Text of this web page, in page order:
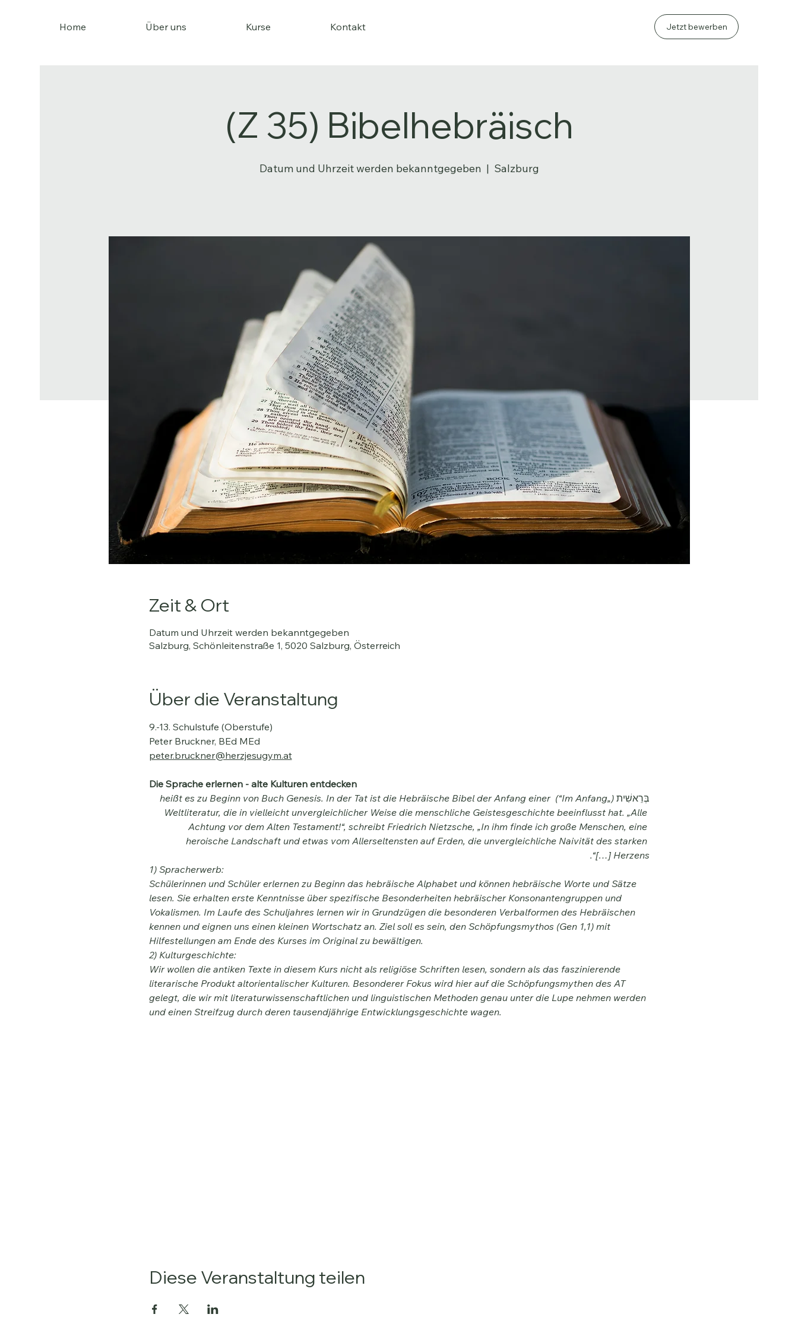
Home Über uns Kurse Kontakt Jetzt bewerben
(Z 35) Bibelhebräisch
Datum und Uhrzeit werden bekanntgegeben
  |
Salzburg
Zeit & Ort
Datum und Uhrzeit werden bekanntgegeben
Salzburg, Schönleitenstraße 1, 5020 Salzburg, Österreich
Über die Veranstaltung
9.-13. Schulstufe (Oberstufe)
Peter Bruckner, BEd MEd
peter.bruckner@herzjesugym.at
Die Sprache erlernen - alte Kulturen entdecken
בְּרֵאשִׁית
(„Im Anfang“) heißt es zu Beginn von Buch Genesis. In der Tat ist die Hebräische Bibel der Anfang einer
Weltliteratur, die in vielleicht unvergleichlicher Weise die menschliche Geistesgeschichte beeinflusst hat. „Alle
Achtung vor dem Alten Testament!“, schreibt Friedrich Nietzsche, „In ihm finde ich große Menschen, eine
heroische Landschaft und etwas vom Allerseltensten auf Erden, die unvergleichliche Naivität des starken
Herzens […]“.
1) Spracherwerb:
Schülerinnen und Schüler erlernen zu Beginn das hebräische Alphabet und können hebräische Worte und Sätze
lesen. Sie erhalten erste Kenntnisse über spezifische Besonderheiten hebräischer Konsonantengruppen und
Vokalismen. Im Laufe des Schuljahres lernen wir in Grundzügen die besonderen Verbalformen des Hebräischen
kennen und eignen uns einen kleinen Wortschatz an. Ziel soll es sein, den Schöpfungsmythos (Gen 1,1) mit
Hilfestellungen am Ende des Kurses im Original zu bewältigen.
2) Kulturgeschichte:
Wir wollen die antiken Texte in diesem Kurs nicht als religiöse Schriften lesen, sondern als das faszinierende
literarische Produkt altorientalischer Kulturen. Besonderer Fokus wird hier auf die Schöpfungsmythen des AT
gelegt, die wir mit literaturwissenschaftlichen und linguistischen Methoden genau unter die Lupe nehmen werden
und einen Streifzug durch deren tausendjährige Entwicklungsgeschichte wagen.
Diese Veranstaltung teilen